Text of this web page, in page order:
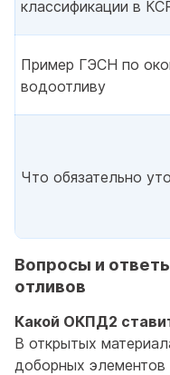
классификации в
Пример ГЭСН по
водоотливу
Что обязательно
Вопросы и
отливов
Какой ОКПД2
В открытых
доборных элементов